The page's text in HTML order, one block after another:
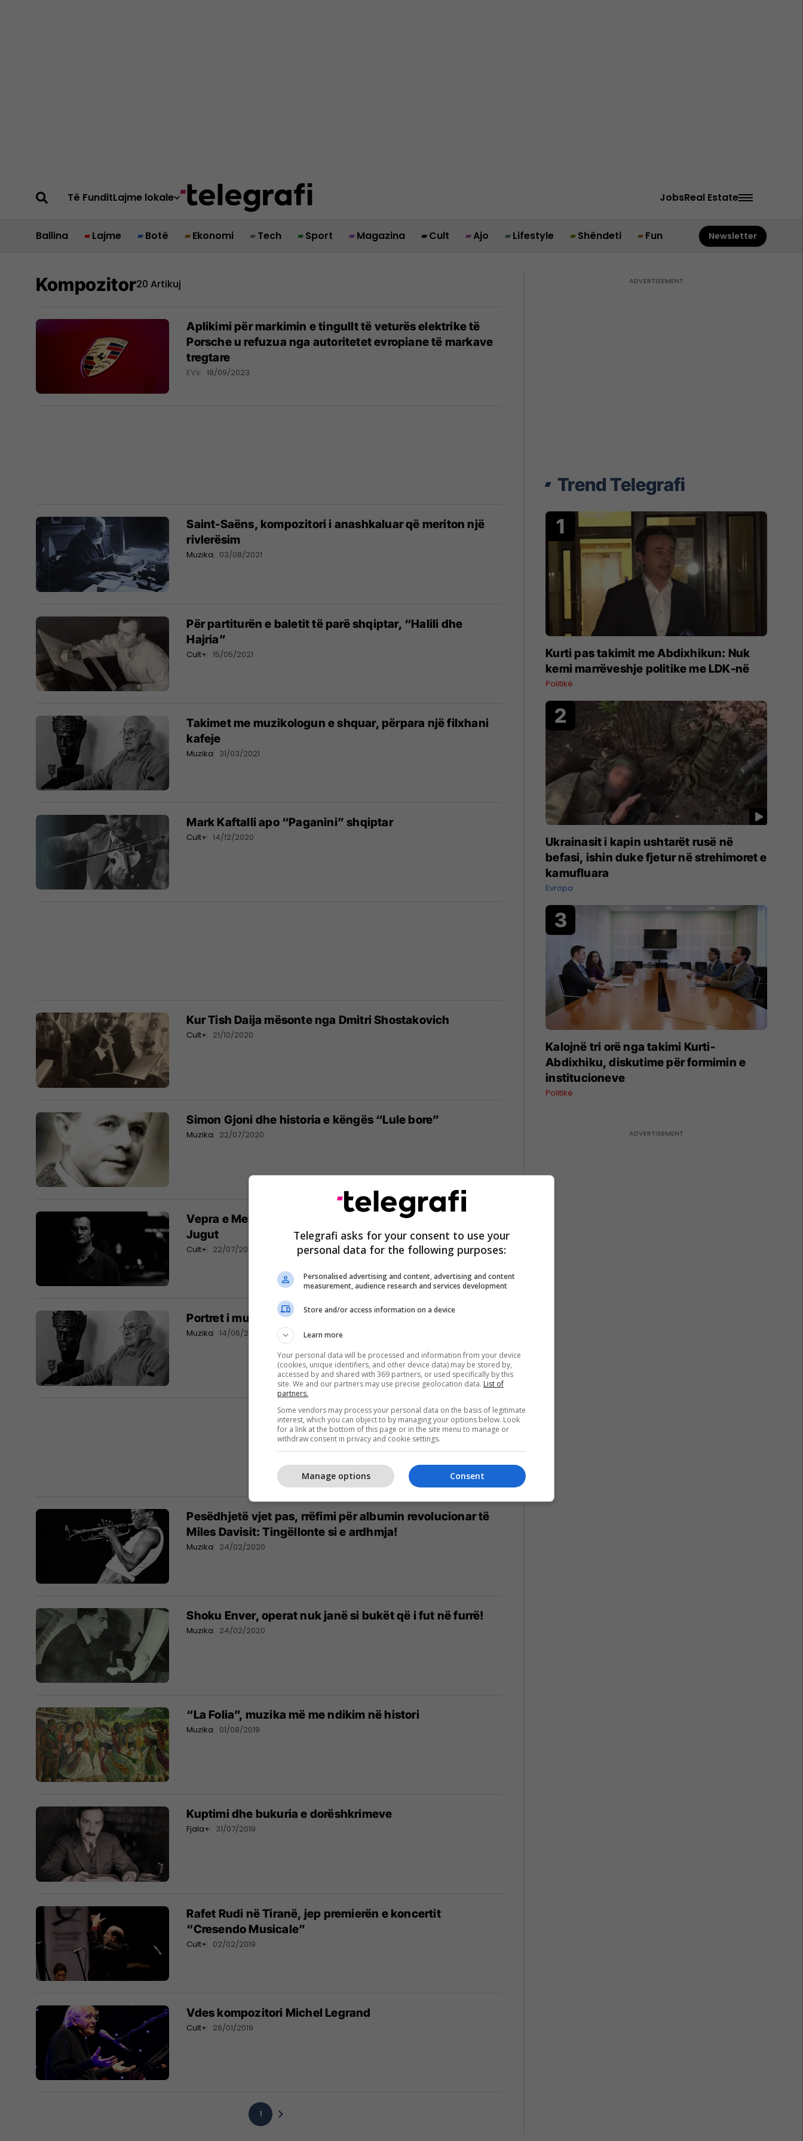
Të FunditLajme lokale JobsReal Estate
Ballina Lajme Botë Ekonomi Tech Sport Magazina Cult Ajo Lifestyle Shëndeti Fun Newsletter
Kompozitor20 Artikuj
Aplikimi për markimin e tingullt të veturës elektrike të
Porsche u refuzua nga autoritetet evropiane të markave
tregtare
EVs 18/09/2023
Saint-Saëns, kompozitori i anashkaluar që meriton një
rivlerësim
Muzika 03/08/2021
Për partiturën e baletit të parë shqiptar, “Halili dhe
Hajria”
Cult+ 15/05/2021
Takimet me muzikologun e shquar, përpara një filxhani
kafeje
Muzika 31/03/2021
Mark Kaftalli apo “Paganini” shqiptar
Cult+ 14/12/2020
Kur Tish Daija mësonte nga Dmitri Shostakovich
Cult+ 21/10/2020
Simon Gjoni dhe historia e këngës “Lule bore”
Muzika 22/07/2020
Vepra e Mendi Mengjiqit, do të ekzekutohet në Korën e
Jugut
Cult+ 22/07/2020
Portret i muzikantit Ramadan Sokoli: Krijime dhe flijime
Muzika 14/06/2020
Pesëdhjetë vjet pas, rrëfimi për albumin revolucionar të
Miles Davisit: Tingëllonte si e ardhmja!
Muzika 24/02/2020
Shoku Enver, operat nuk janë si bukët që i fut në furrë!
Muzika 24/02/2020
“La Folia”, muzika më me ndikim në histori
Muzika 01/08/2019
Kuptimi dhe bukuria e dorëshkrimeve
Fjala+ 31/07/2019
Rafet Rudi në Tiranë, jep premierën e koncertit
“Cresendo Musicale”
Cult+ 02/02/2019
Vdes kompozitori Michel Legrand
Cult+ 26/01/2019
1
Trend Telegrafi
Kurti pas takimit me Abdixhikun: Nuk
kemi marrëveshje politike me LDK-në
Politikë
Ukrainasit i kapin ushtarët rusë në
befasi, ishin duke fjetur në strehimoret e
kamufluara
Evropa
Kalojnë tri orë nga takimi Kurti-
Abdixhiku, diskutime për formimin e
institucioneve
Politikë
Telegrafi asks for your consent to use your
personal data for the following purposes:
Personalised advertising and content, advertising and content
measurement, audience research and services development
Store and/or access information on a device
Learn more
Your personal data will be processed and information from your device
(cookies, unique identifiers, and other device data) may be stored by,
accessed by and shared with 369 partners, or used specifically by this
site. We and our partners may use precise geolocation data. List of
partners.
Some vendors may process your personal data on the basis of legitimate
interest, which you can object to by managing your options below. Look
for a link at the bottom of this page or in the site menu to manage or
withdraw consent in privacy and cookie settings.
Consent
Manage options